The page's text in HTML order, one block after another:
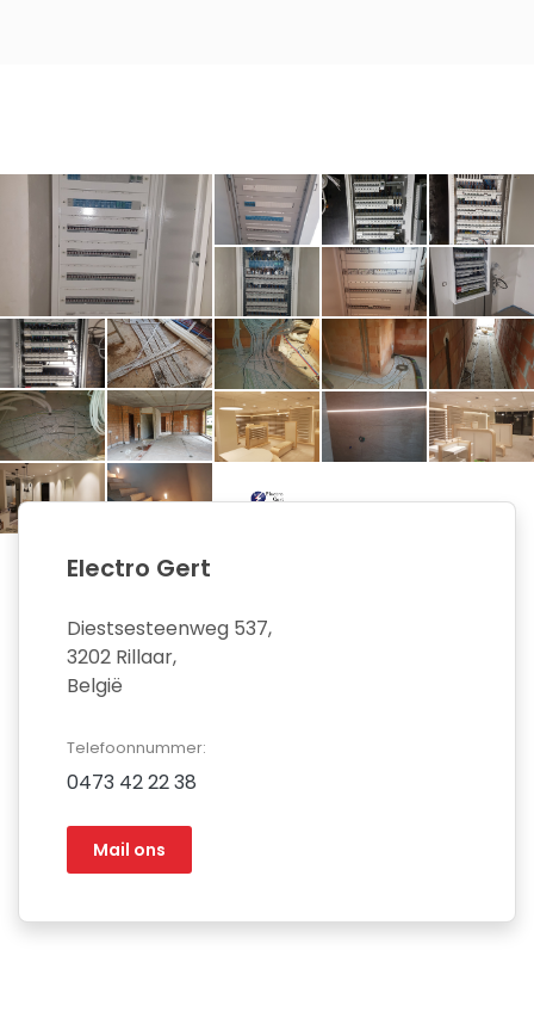
Electro Gert
Diestsesteenweg 537,
3202 Rillaar,
België
Telefoonnummer:
0473 42 22 38
Mail ons